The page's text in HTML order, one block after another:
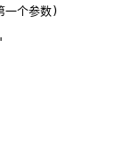
个参数)